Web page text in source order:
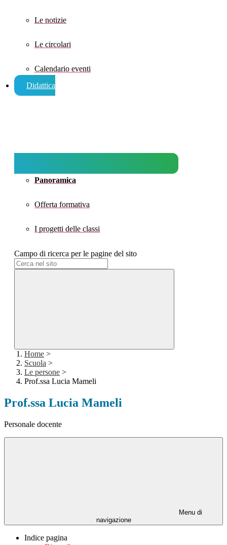
Le notizie
Le circolari
Calendario eventi
Didattica
Panoramica
Offerta formativa
I progetti delle classi
Campo di ricerca per le pagine del sito
Home >
Scuola >
Le persone >
Prof.ssa Lucia Mameli
Prof.ssa Lucia Mameli
Personale docente
Menu di
navigazione
Indice pagina